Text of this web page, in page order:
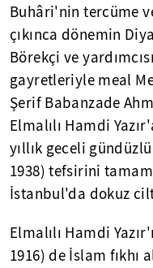
Buhâri'nin tercüme
çıkınca dönemin
Börekçi ve
gayretleriyle meal
Şerif Babanzade
Elmalılı Hamdi
yıllık geceli
1938) tefsirini
İstanbul'da dokuz
Elmalılı Hamdi
1916) de İslam